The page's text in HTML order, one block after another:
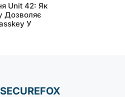
Unit 42: Як
Дозволяє
У